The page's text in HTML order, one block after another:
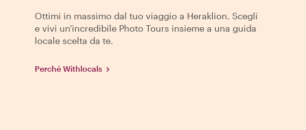
Ottimi in massimo dal tuo viaggio a Heraklion. Scegli
e vivi un'incredibile Photo Tours insieme a una guida
locale scelta da te.
Perché Withlocals